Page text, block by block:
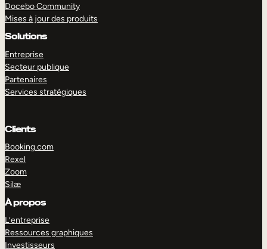
Docebo Community
Mises à jour des produits
Solutions
Entreprise
Secteur publique
Partenaires
Services stratégiques
Clients
Booking.com
Rexel
Zoom
Silæ
À propos
L’entreprise
Ressources graphiques
Investisseurs